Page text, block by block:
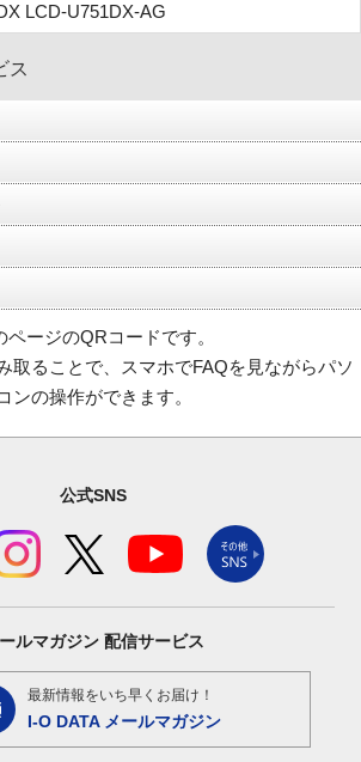
LCD-U751DX-AG
ス
ページのQRコードです。
取ることで、スマホでFAQを見ながらパソ
ンの操作ができます。
公式SNS
ルマガジン 配信サービス
最新情報をいち早くお届け！
I-O DATA メールマガジン